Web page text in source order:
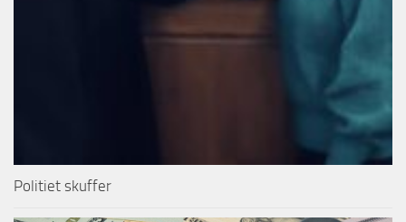
Politiet skuffer